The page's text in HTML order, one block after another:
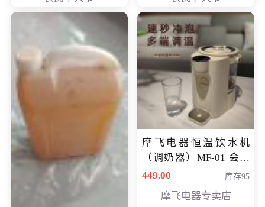
摩飞电器恒温饮水机
（调奶器）MF-01 会员
专享价366元
449.00 库存95
摩飞电器专卖店